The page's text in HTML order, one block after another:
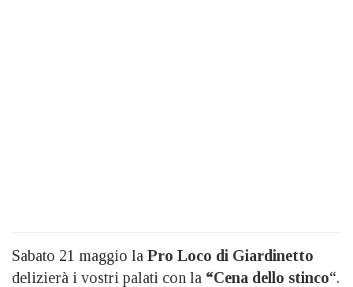
Sabato 21 maggio la Pro Loco di Giardinetto
delizierà i vostri palati con la “Cena dello stinco“.